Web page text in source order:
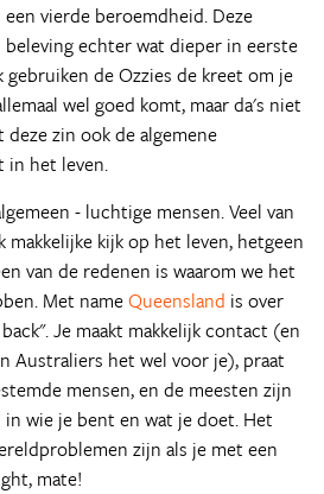
vierde beroemdheid. Deze
echter wat dieper in eerste
de Ozzies de kreet om je
wel goed komt, maar da's niet
zin ook de algemene
in het leven.
- luchtige mensen. Veel van
kijk op het leven, hetgeen
van de redenen is waarom we het
Met nameQueensland is over
Je maakt makkelijk contact (en
Australiers het wel voor je), praat
mensen, en de meesten zijn
wie je bent en wat je doet. Het
zijn als je met een
mate!